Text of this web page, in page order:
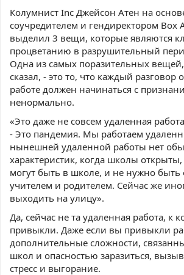
Колумнист Inc Джейсон Атен на
соучредителем и гендиректором Box
выделил 3 вещи, которые являются
процветанию в разрушительный
Одна из самых поразительных
сказал, - это то, что каждый разговор
работе должен начинаться с
ненормально.
«Это даже не совсем удаленная
- Это пандемия. Мы работаем
нынешней удаленной работы нет
характеристик, когда школы
могут быть в школе, и не нужно
учителем и родителем. Сейчас же
выходить на улицу».
Да, сейчас не та удаленная работа, к
привыкли. Даже если вы привыкли
дополнительные сложности,
школ и опасностью заразиться,
стресс и выгорание.